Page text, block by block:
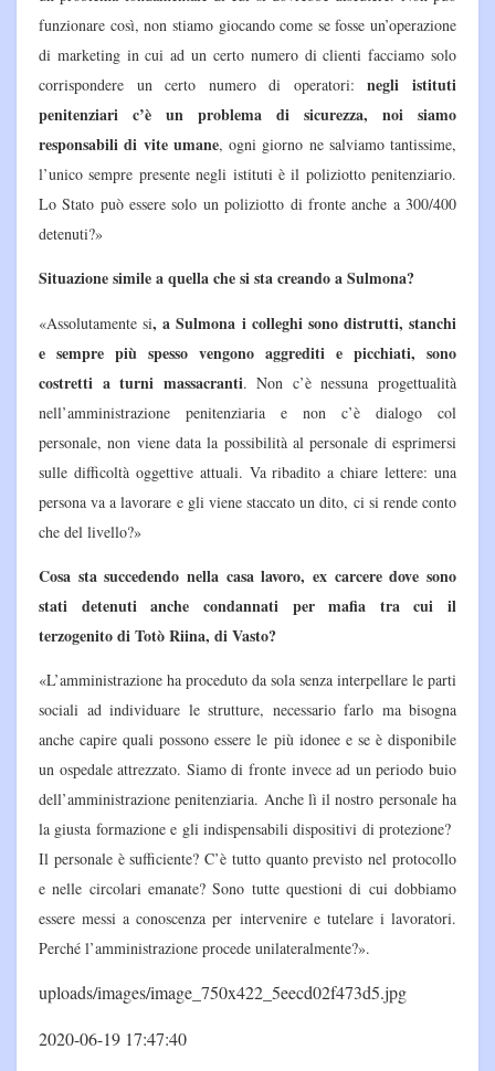
funzionare così, non stiamo giocando come se fosse un’operazione
di marketing in cui ad un certo numero di clienti facciamo solo
corrispondere un certo numero di operatori:negli istituti
penitenziari c’è un problema di sicurezza, noi siamo
responsabili di vite umane, ogni giorno ne salviamo tantissime,
l’unico sempre presente negli istituti è il poliziotto penitenziario.
Lo Stato può essere solo un poliziotto di fronte anche a 300/400
detenuti?»
Situazione simile a quella che si sta creando a Sulmona?
«Assolutamente si, a Sulmona i colleghi sono distrutti, stanchi
e sempre più spesso vengono aggrediti e picchiati, sono
costretti a turni massacranti. Non c’è nessuna progettualità
nell’amministrazione penitenziaria e non c’è dialogo col
personale, non viene data la possibilità al personale di esprimersi
sulle difficoltà oggettive attuali. Va ribadito a chiare lettere: una
persona va a lavorare e gli viene staccato un dito, ci si rende conto
che del livello?»
Cosa sta succedendo nella casa lavoro, ex carcere dove sono
stati detenuti anche condannati per mafia tra cui il
terzogenito di Totò Riina, di Vasto?
«L’amministrazione ha proceduto da sola senza interpellare le parti
sociali ad individuare le strutture, necessario farlo ma bisogna
anche capire quali possono essere le più idonee e se è disponibile
un ospedale attrezzato. Siamo di fronte invece ad un periodo buio
dell’amministrazione penitenziaria. Anche lì il nostro personale ha
la giusta formazione e gli indispensabili dispositivi di protezione?
Il personale è sufficiente? C’è tutto quanto previsto nel protocollo
e nelle circolari emanate? Sono tutte questioni di cui dobbiamo
essere messi a conoscenza per intervenire e tutelare i lavoratori.
Perché l’amministrazione procede unilateralmente?».
uploads/images/image_750x422_5eecd02f473d5.jpg
2020-06-19 17:47:40